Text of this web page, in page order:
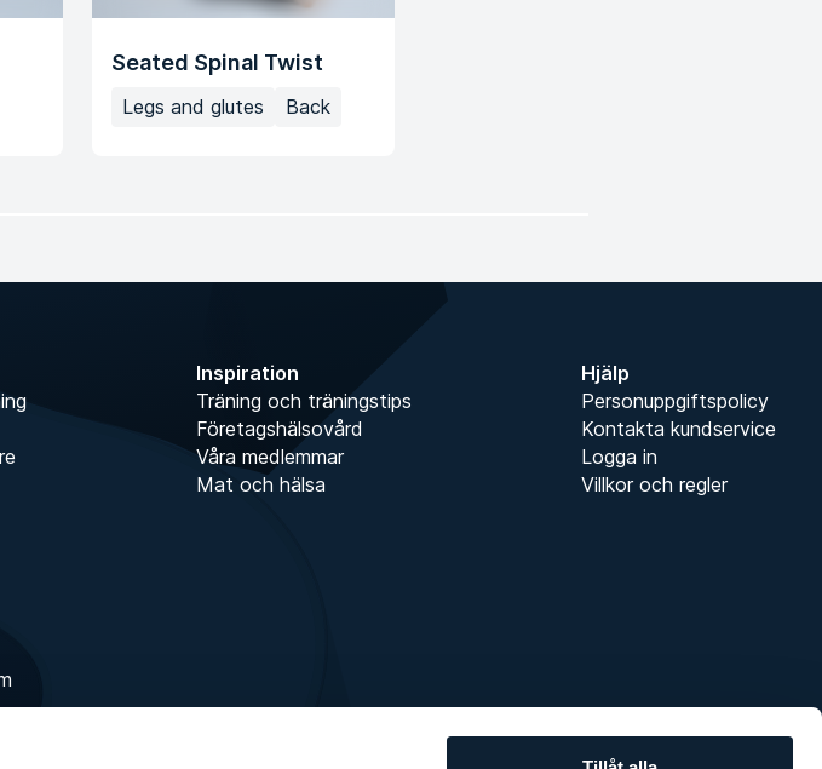
Seated Spinal Twist
Legs and glutes Back
Inspiration
Träning och träningstips
Företagshälsovård
Våra medlemmar
Mat och hälsa
Hjälp
Personuppgiftspolicy
Kontakta kundservice
Logga in
Villkor och regler